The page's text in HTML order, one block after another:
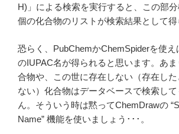
H)」による検索を実行すると、この部
個の化合物のリストが検索結果として得
恐らく、PubChemかChemSpiderを使
のIUPAC名が得られると思います。あ
合物や、この世に存在しない（存在し
ない）化合物はデータベースで検索し
ん。そういう時は黙ってChemDrawの
Name” 機能を使いましょう･･･。